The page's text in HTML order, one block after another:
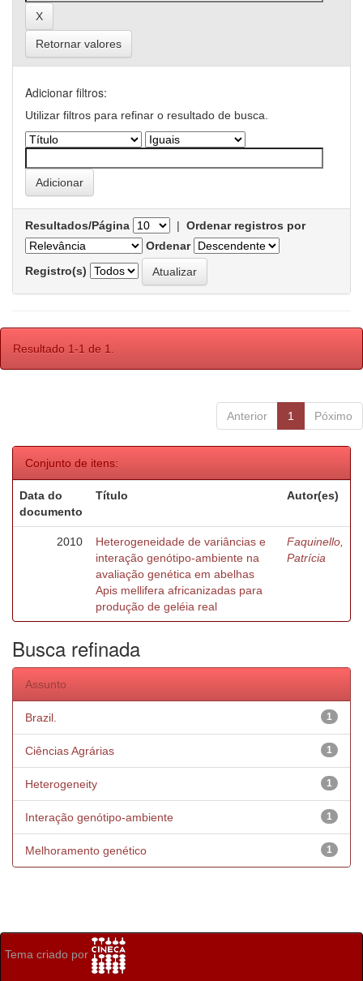
Retornar valores
Adicionar filtros:
Utilizar filtros para refinar o resultado de busca.
Resultados/Página | Ordenar registros por
Ordenar
Registro(s)
Resultado 1-1 de 1.
Anterior 1 Póximo
Conjunto de itens:
Data do
documento
Título Autor(es)
2010
Heterogeneidade de variâncias e
interação genótipo-ambiente na
avaliação genética em abelhas
Apis mellifera africanizadas para
produção de geléia real
Faquinello,
Patrícia
Busca refinada
Assunto
1
Brazil.
1
Ciências Agrárias
1
Heterogeneity
1
Interação genótipo-ambiente
1
Melhoramento genético
Tema criado por